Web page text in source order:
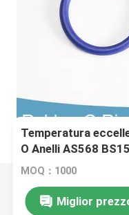
Temperatura
O Anelli AS568
MOQ：1000
Miglior